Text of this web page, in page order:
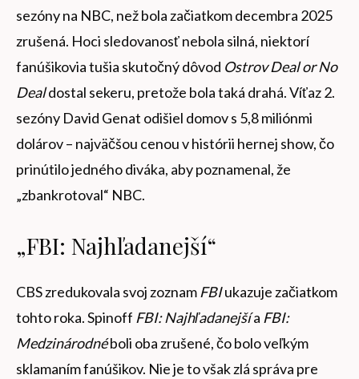
sezóny na NBC, než bola začiatkom decembra 2025
zrušená. Hoci sledovanosť nebola silná, niektorí
fanúšikovia tušia skutočný dôvod Ostrov Deal or No
Dealdostal sekeru, pretože bola taká drahá. Víťaz 2.
sezóny David Genat odišiel domov s 5,8 miliónmi
dolárov – najväčšou cenou v histórii hernej show, čo
prinútilo jedného diváka, aby poznamenal, že
„zbankrotoval“ NBC.
„FBI: Najhľadanejší“
CBS zredukovala svoj zoznamFBIukazuje začiatkom
tohto roka. Spinoff FBI: Najhľadanejšía FBI:
Medzinárodnéboli oba zrušené, čo bolo veľkým
sklamaním fanúšikov. Nie je to však zlá správa pre